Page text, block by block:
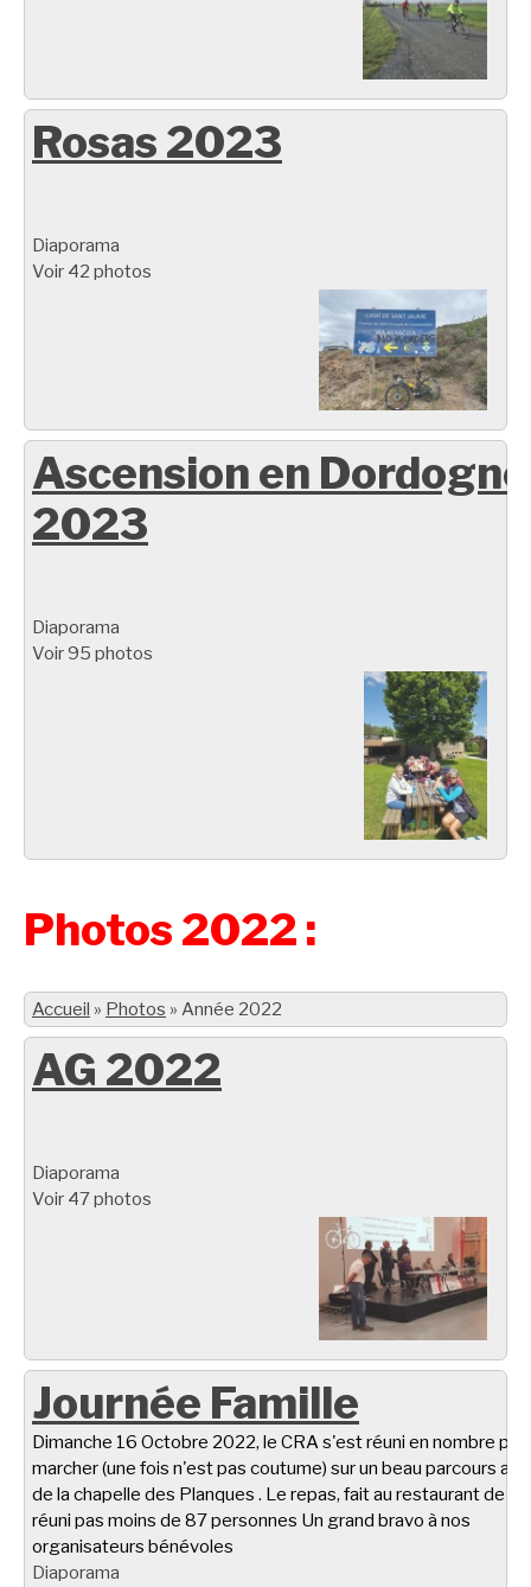
Rosas 2023
Diaporama
Voir 42 photos
Ascension en Dordogne
2023
Diaporama
Voir 95 photos
Photos 2022 :
Accueil » Photos » Année 2022
AG 2022
Diaporama
Voir 47 photos
Journée Famille
Dimanche 16 Octobre 2022, le CRA s'est réuni en nombre
marcher (une fois n'est pas coutume) sur un beau parcours
de la chapelle des Planques . Le repas, fait au restaurant de
réuni pas moins de 87 personnes Un grand bravo à nos
organisateurs bénévoles
Diaporama